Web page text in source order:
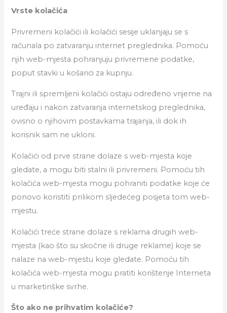
Vrste kolačića
Privremeni kolačići ili kolačići sesije uklanjaju se s
računala po zatvaranju internet preglednika. Pomoću
njih web-mjesta pohranjuju privremene podatke,
poput stavki u košarici za kupnju.
Trajni ili spremljeni kolačići ostaju određeno vrijeme na
uređaju i nakon zatvaranja internetskog preglednika,
ovisno o njihovim postavkama trajanja, ili dok ih
korisnik sam ne ukloni.
Kolačići od prve strane dolaze s web-mjesta koje
gledate, a mogu biti stalni ili privremeni. Pomoću tih
kolačića web-mjesta mogu pohraniti podatke koje će
ponovo koristiti prilikom sljedećeg posjeta tom web-
mjestu.
Kolačići treće strane dolaze s reklama drugih web-
mjesta (kao što su skočne ili druge reklame) koje se
nalaze na web-mjestu koje gledate. Pomoću tih
kolačića web-mjesta mogu pratiti korištenje Interneta
u marketinške svrhe.
Što ako ne prihvatim kolačiće?